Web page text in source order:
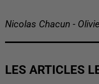
Nicolas Chacun -
LES ARTICLES